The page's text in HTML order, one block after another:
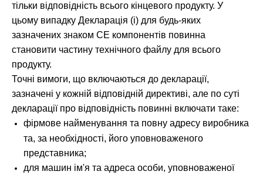
тільки відповідність всього кінцевого продукту. У
цьому випадку Декларація (і) для будь-яких
зазначених знаком CE компонентів повинна
становити частину технічного файлу для всього
продукту.
Точні вимоги, що включаються до декларації,
зазначені у кожній відповідній директиві, але по суті
декларації про відповідність повинні включати таке:
фірмове найменування та повну адресу виробника
та, за необхідності, його уповноваженого
представника;
для машин ім'я та адреса особи, уповноваженої